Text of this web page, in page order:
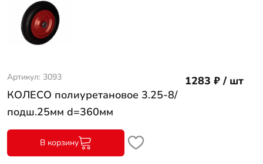
Артикул: 3093
КОЛЕСО полиуретановое 3.25-8/
подш.25мм d=360мм
В корзину
1283 ₽ / шт